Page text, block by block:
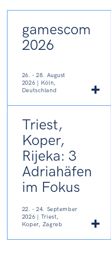
gamescom
2026
26. - 28. August
2026 | Köln,
Deutschland
Triest,
Koper,
Rijeka: 3
Adriahäfen
im Fokus
22. - 24. September
2026 | Triest,
Koper, Zagreb